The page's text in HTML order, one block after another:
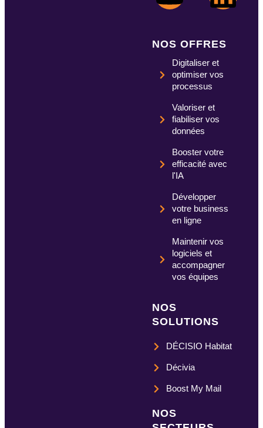
NOS OFFRES
Digitaliser et
optimiser vos
processus
Valoriser et
fiabiliser vos
données
Booster votre
efficacité avec
l'IA
Développer
votre business
en ligne
Maintenir vos
logiciels et
accompagner
vos équipes
NOS
SOLUTIONS
DÉCISIO Habitat
Décivia
Boost My Mail
NOS